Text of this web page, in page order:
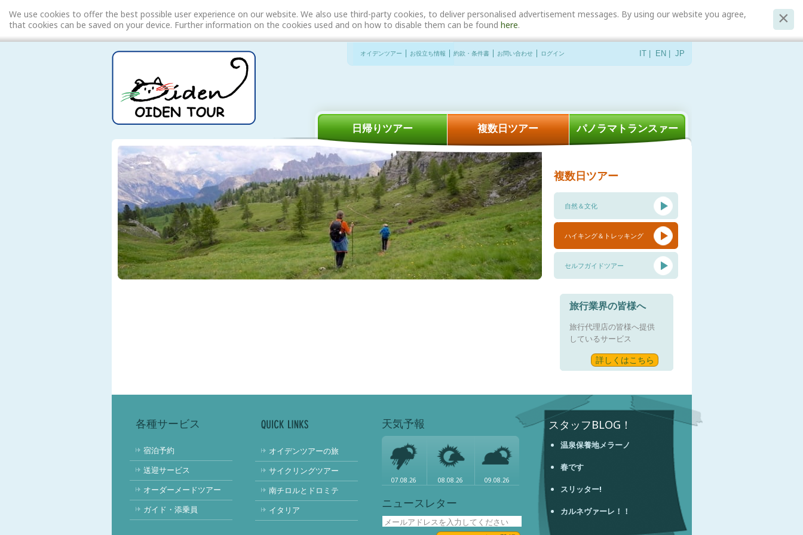
We use cookies to offer the best possible user experience on our website. We also use third-party cookies, to deliver personalised advertisement messages. By using our website you agree,
that cookies can be saved on your device. Further information on the cookies used and on how to disable them can be found here.
複数日ツアー
自然＆文化
ハイキング＆トレッキング
セルフガイドツアー
旅行業界の皆様へ
旅行代理店の皆様へ提供
しているサービス
詳しくはこちら
オイデンツアー お役立ち情報 約款・条件書 お問い合わせ ログイン IT| EN JP
日帰りツアー 複数日ツアー パノラマトランスァー
各種サービス
宿泊予約
送迎サービス
オーダーメードツアー
ガイド・添乗員
オイデンツアーの旅
サイクリングツアー
南チロルとドロミテ
イタリア
天気予報
07.08.26 08.08.26 09.08.26
ニュースレター
スタッフBLOG！
温泉保養地メラーノ
春です
スリッター!
カルネヴァーレ！！